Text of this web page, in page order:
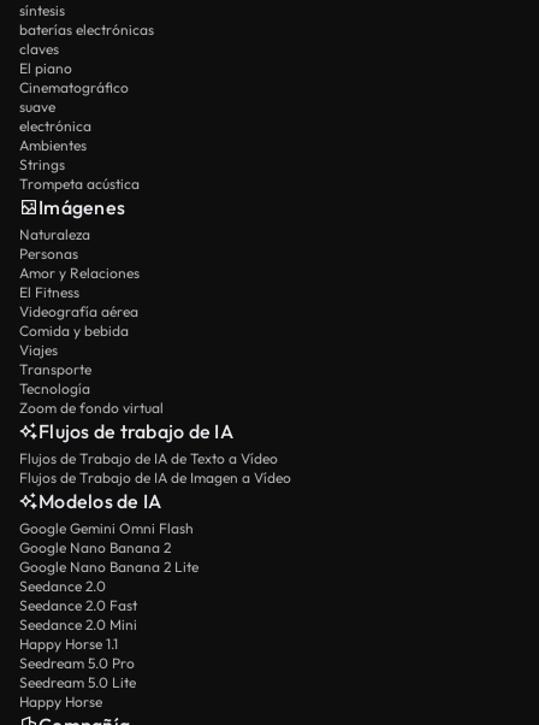
síntesis
baterías electrónicas
claves
El piano
Cinematográfico
suave
electrónica
Ambientes
Strings
Trompeta acústica
Imágenes
Naturaleza
Personas
Amor y Relaciones
El Fitness
Videografía aérea
Comida y bebida
Viajes
Transporte
Tecnología
Zoom de fondo virtual
Flujos de trabajo de IA
Flujos de Trabajo de IA de Texto a Vídeo
Flujos de Trabajo de IA de Imagen a Vídeo
Modelos de IA
Google Gemini Omni Flash
Google Nano Banana 2
Google Nano Banana 2 Lite
Seedance 2.0
Seedance 2.0 Fast
Seedance 2.0 Mini
Happy Horse 1.1
Seedream 5.0 Pro
Seedream 5.0 Lite
Happy Horse